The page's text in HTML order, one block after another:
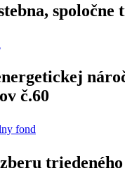
spoločne
č.60